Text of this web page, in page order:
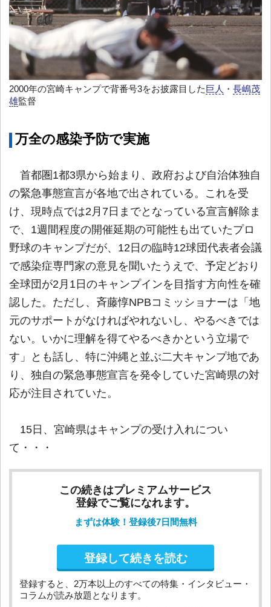
2000年の宮崎キャンプで背番号3をお披露目した 巨人 ・ 長嶋茂
雄監督
万全の感染予防で実施
首都圏1都3県から始まり、政府および自治体独自
の緊急事態宣言が各地で出されている。これを受
け、現時点では2月7日までとなっている宣言解除ま
で、1週間程度の開催延期の可能性も出ていたプロ
野球のキャンプだが、12日の臨時12球団代表者会議
で感染症専門家の意見を聞いたうえで、予定どおり
全球団が2月1日のキャンプインを目指す方向性を確
認した。ただし、斉藤惇NPBコミッショナーは「地
元のサポートがなければやれないし、やるべきでは
ない。いかに理解を得てやるべきかという立場で
す」とも話し、特に沖縄と並ぶ二大キャンプ地であ
り、独自の緊急事態宣言を発令していた宮崎県の対
応が注目されていた。
15日、宮崎県はキャンプの受け入れについ
て・・・
この続きはプレミアムサービス
登録でご覧になれます。
まずは体験！登録後7日間無料
登録して続きを読む
登録すると、2万本以上のすべての特集・インタビュー・
コラムが読み放題となります。